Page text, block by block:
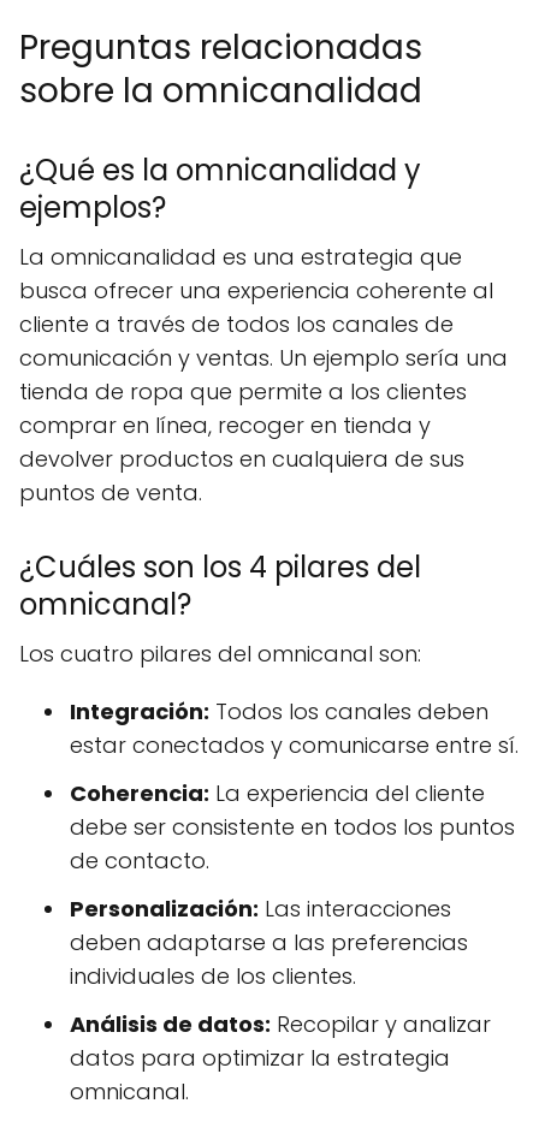
Preguntas relacionadas
sobre la omnicanalidad
¿Qué es la omnicanalidad y
ejemplos?
La omnicanalidad es una estrategia que
busca ofrecer una experiencia coherente al
cliente a través de todos los canales de
comunicación y ventas. Un ejemplo sería una
tienda de ropa que permite a los clientes
comprar en línea, recoger en tienda y
devolver productos en cualquiera de sus
puntos de venta.
¿Cuáles son los 4 pilares del
omnicanal?
Los cuatro pilares del omnicanal son:
Integración: Todos los canales deben
estar conectados y comunicarse entre sí.
Coherencia: La experiencia del cliente
debe ser consistente en todos los puntos
de contacto.
Personalización: Las interacciones
deben adaptarse a las preferencias
individuales de los clientes.
Análisis de datos: Recopilar y analizar
datos para optimizar la estrategia
omnicanal.